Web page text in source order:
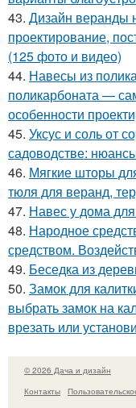
43. Дизайн веранды
проектирование,
(125 фото и видео)
44. Навесы из
поликарбоната —
особенности
45. Уксус и соль от
садоводстве:
46. Мягкие шторы
тюля для веранд,
47. Навес у дома
48. Народное
средством.
49. Беседка из
50. Замок для
выбрать замок на
врезать или
© 2026 Дача и дизайн
Контакты